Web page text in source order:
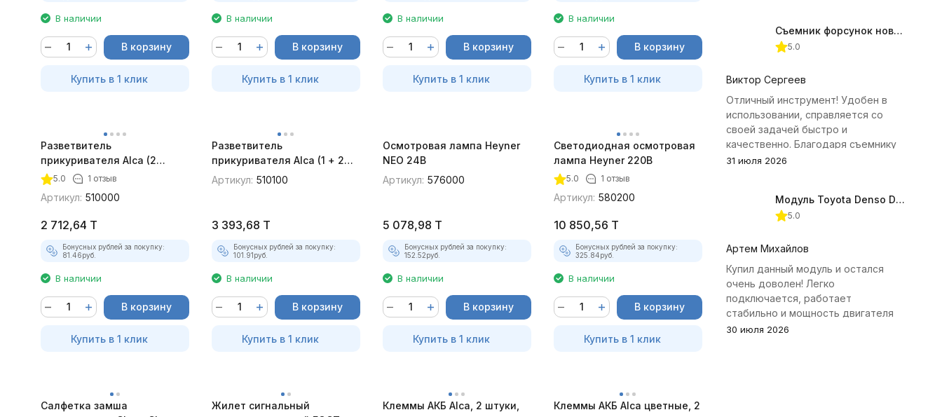
В наличии
В корзину
Купить в 1 клик
В наличии
В корзину
Купить в 1 клик
В наличии
В корзину
Купить в 1 клик
В наличии
В корзину
Купить в 1 клик
Разветвитель
прикуривателя Alca (2
выхода)
5.0 1 отзыв
Артикул: 510000
2 712,64 T
Бонусных рублей за покупку:
81.46руб.
В наличии
В корзину
Купить в 1 клик
Разветвитель
прикуривателя Alca (1 + 2
USB)
Артикул: 510100
3 393,68 T
Бонусных рублей за покупку:
101.91руб.
В наличии
В корзину
Купить в 1 клик
Осмотровая лампа Heyner
NEO 24В
Артикул: 576000
5 078,98 T
Бонусных рублей за покупку:
152.52руб.
В наличии
В корзину
Купить в 1 клик
Cветодиодная осмотровая
лампа Heyner 220В
5.0 1 отзыв
Артикул: 580200
10 850,56 T
Бонусных рублей за покупку:
325.84руб.
В наличии
В корзину
Купить в 1 клик
Салфетка замша
Жилет сигнальный
Клеммы АКБ Alca, 2 штуки,
Клеммы АКБ Alca цветные, 2
Съемник форсунок новых дизельных двигателей Jonnesway
5.0
Виктор Сергеев
Отличный инструмент! Удобен в
использовании, справляется со
своей задачей быстро и
качественно. Благодаря съемнику
удалось избежать лишних хлопот с
31 июля 2026
Модуль Toyota Denso Diesel 2.8D для ChipTuningPRO
5.0
Артем Михайлов
Купил данный модуль и остался
очень доволен! Легко
подключается, работает
стабильно и мощность двигателя
заметно увеличилась. Рекомендую
30 июля 2026